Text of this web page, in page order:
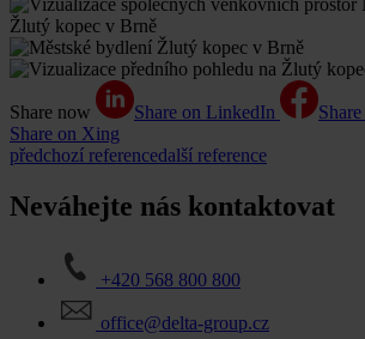
Share now Share on LinkedIn
Share on Xing
předchozí referencedalší reference
Neváhejte nás kontaktovat
+420 568 800 800
office@delta-group.cz